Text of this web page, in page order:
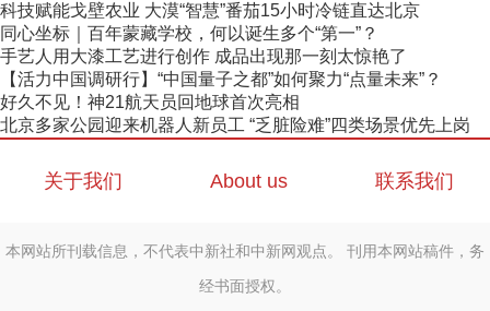
科技赋能戈壁农业 大漠“智慧”番茄15小时冷链直达北京
同心坐标｜百年蒙藏学校，何以诞生多个“第一”？
手艺人用大漆工艺进行创作 成品出现那一刻太惊艳了
【活力中国调研行】“中国量子之都”如何聚力“点量未来”？
好久不见！神21航天员回地球首次亮相
北京多家公园迎来机器人新员工 “乏脏险难”四类场景优先上岗
关于我们 About us 联系我们
本网站所刊载信息，不代表中新社和中新网观点。 刊用本网站稿件，务
经书面授权。